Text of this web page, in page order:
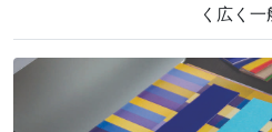
く広く